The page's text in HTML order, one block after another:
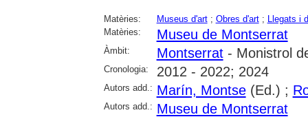
Matèries: Museus d'art; Obres d'art;
Llegats i
Matèries:
Museu de Montserrat
Àmbit: Montserrat- Monistrol
Cronologia: 2012 - 2022; 2024
Autors add.: Marín, Montse(Ed.) ;
Autors add.: Museu de Montserrat